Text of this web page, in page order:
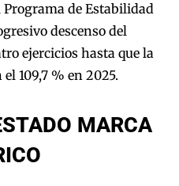
Programa de Estabilidad
descenso del
ejercicios hasta que la
109,7 % en 2025.
MARCA